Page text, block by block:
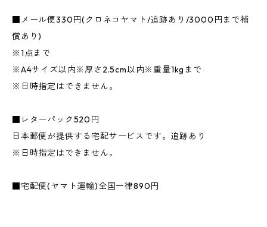
■メール便330円(クロネコヤマト/追跡あり/3000円まで補
償あり)
※1点まで
※A4サイズ以内※厚さ2.5cm以内※重量1kgまで
※日時指定はできません。
■レターパック520円
日本郵便が提供する宅配サービスです。追跡あり
※日時指定はできません。
■宅配便(ヤマト運輸)全国一律890円